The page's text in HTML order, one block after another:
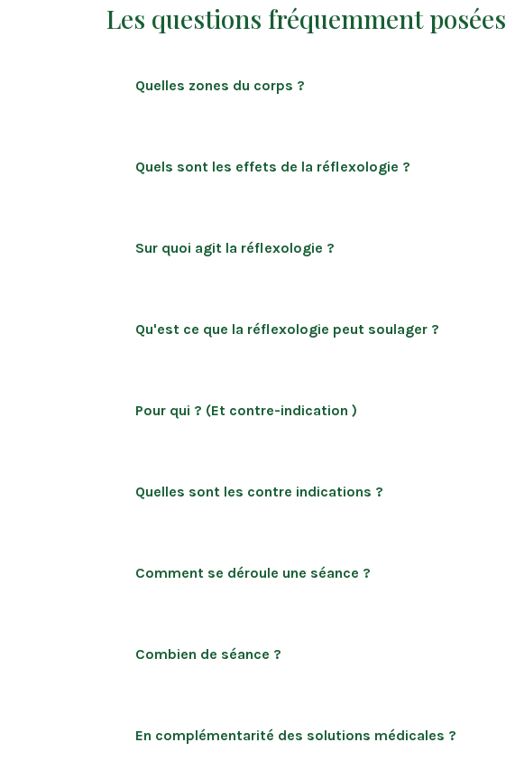
Les questions fréquemment posées
Quelles zones du corps ?
Quels sont les effets de la réflexologie ?
Sur quoi agit la réflexologie ?
Qu'est ce que la réflexologie peut soulager ?
Pour qui ? (Et contre-indication )
Quelles sont les contre indications ?
Comment se déroule une séance ?
Combien de séance ?
En complémentarité des solutions médicales ?